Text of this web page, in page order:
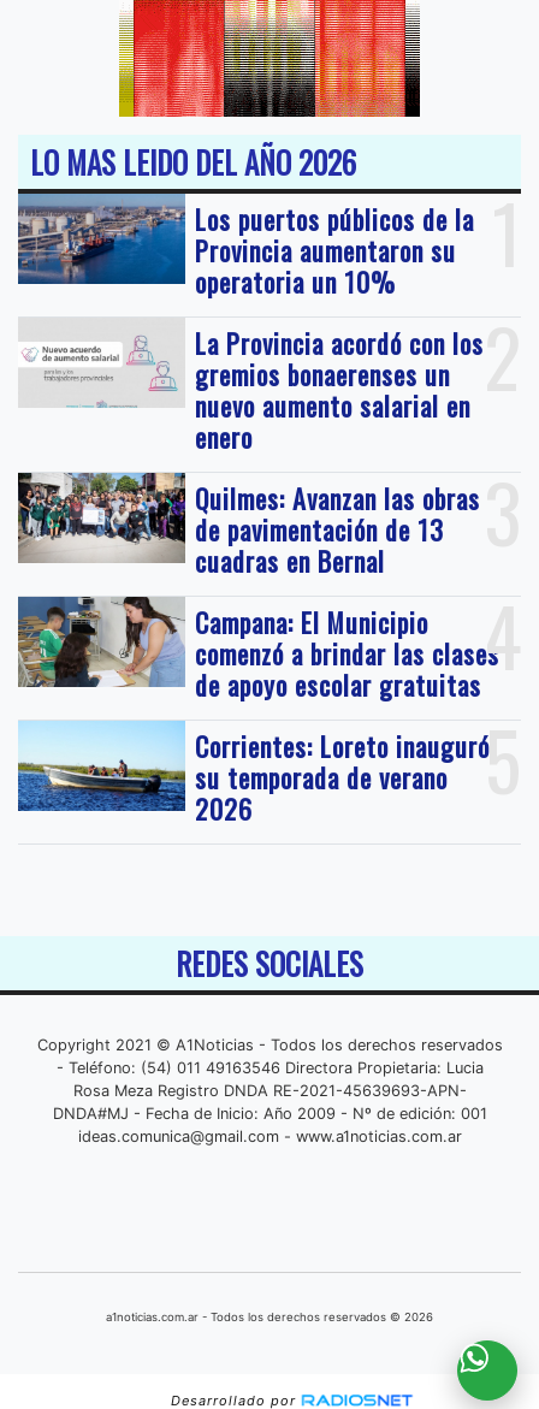
LO MAS LEIDO DEL AÑO 2026
1
Los puertos públicos de la
Provincia aumentaron su
operatoria un 10%
2
La Provincia acordó con los
gremios bonaerenses un
nuevo aumento salarial en
enero
3
Quilmes: Avanzan las obras
de pavimentación de 13
cuadras en Bernal
4
Campana: El Municipio
comenzó a brindar las clases
de apoyo escolar gratuitas
5
Corrientes: Loreto inauguró
su temporada de verano
2026
REDES SOCIALES
Copyright 2021 © A1Noticias - Todos los derechos reservados
- Teléfono: (54) 011 49163546 Directora Propietaria: Lucia
Rosa Meza Registro DNDA RE-2021-45639693-APN-
DNDA#MJ - Fecha de Inicio: Año 2009 - Nº de edición: 001
ideas.comunica@gmail.com- www.a1noticias.com.ar
a1noticias.com.ar - Todos los derechos reservados © 2026
Desarrollado por